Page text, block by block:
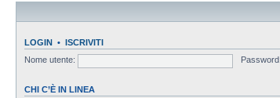
LOGIN • ISCRIVITI
Nome utente:
Password:
CHI C’È IN LINEA